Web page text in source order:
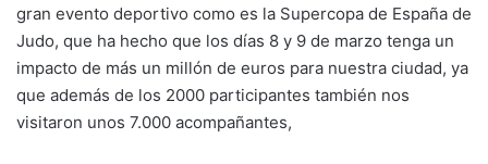
gran evento deportivo como es la Supercopa de España de
Judo, que ha hecho que los días 8 y 9 de marzo tenga un
impacto de más un millón de euros para nuestra ciudad, ya
que además de los 2000 participantes también nos
visitaron unos 7.000 acompañantes,